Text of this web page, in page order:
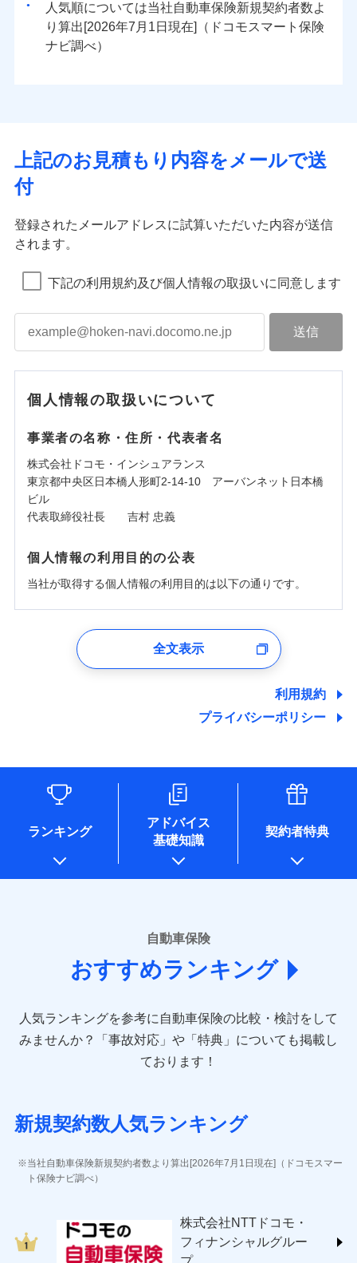
人気順については当社
新規契約者数よ
り算出[
年 月
日現在]（ドコモスマート保険
ナビ調べ）
上記のお見積もり内容をメールで送
付
登録されたメールアドレスに試算いただいた内容が送信
されます。
下記の利用規約及び個人情報の取扱いに同意します
個人情報の取扱いについて
事業者の名称・住所・代表者名
株式会社ドコモ・インシュアランス
東京都中央区日本橋人形町2-14-10 アーバンネット日本橋
ビル
代表取締役社長 吉村 忠義
個人情報の利用目的の公表
当社が取得する個人情報の利用目的は以下の通りです。
ユーザー登録受付および、管理のため
しくは委託を受けている保険会社・提携会社の保険その他に
関する情報を提供し、金融商品等の契約を勧奨するため、ま
た維持管理等の委託業務遂行のため、またそれらに付帯、関
情報を取引のある他の保険会社の商品・サービスをご提案す
るために利用させていただくことがあります。）
各種セミナーの開催のため
コンサルティングサービスの実施のため
アンケートやキャンペーン等の実施のため
上記に係る案内・手続き・管理等付帯業務を行うため
* 当社が委託を受けている保険会社の情報は、保険会社のホ
ームページに掲載しておりますので、ご確認ください。
あいおいニッセイ同和損害保険株式会社
(https://www.aioinissaydowa.co.jp/)
アクサ損害保険株式会社 (https://www.axa-
direct.co.jp/)
sompo.co.jp/)
東京海上ダイレクト損害保険株式会社 (https://www.e-
AIG損害保険株式会社 (https://www.aig.co.jp/sonpo)
ジェイアイ傷害火災保険株式会社
ソニー損害保険株式会社
(https://www.sonysonpo.co.jp/)
ＳＯＭＰＯダイレクト損害保険株式会社
(https://www.sompo-direct.co.jp/)
全文表示
利用規約
プライバシーポリシー
ランキング
アドバイス
基礎知識
契約者特典
自動車保険
おすすめランキング
人気ランキングを参考に自動車保険の比較・検討をして
みませんか？
「事故対応」や「特典」についても掲載し
ております！
新規契約数人気ランキング
当社自動車保険新規契約者数より算出[2026年7月1日現在]（ドコモスマー
ト保険ナビ調べ）
株式会社NTTドコモ・
フィナンシャルグルー